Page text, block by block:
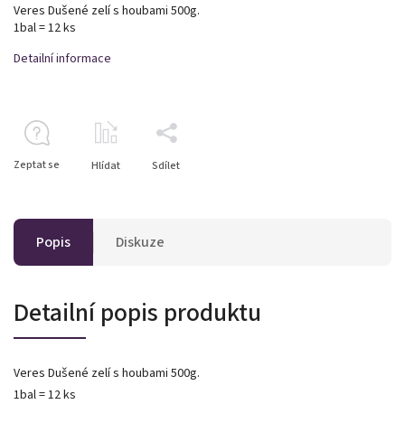
Veres Dušené zelí s houbami 500g.
1bal = 12 ks
Detailní informace
Zeptat se Hlídat Sdílet
Popis Diskuze
Detailní popis produktu
Veres Dušené zelí s houbami 500g.
1bal = 12 ks